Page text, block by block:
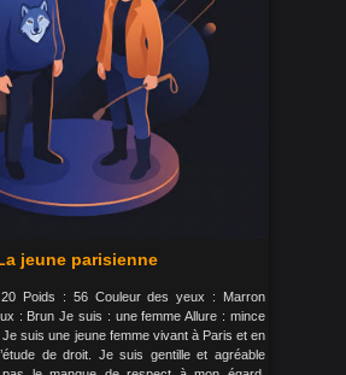
jeune parisienne
Poids : 56 Couleur des yeux : Marron
: Brun Je suis : une femme Allure : mince
suis une jeune femme vivant à Paris et en
de droit. Je suis gentille et agréable